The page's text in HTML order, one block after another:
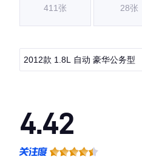
411张 28张
2012款 1.8L 自动 豪华公务型
4.42